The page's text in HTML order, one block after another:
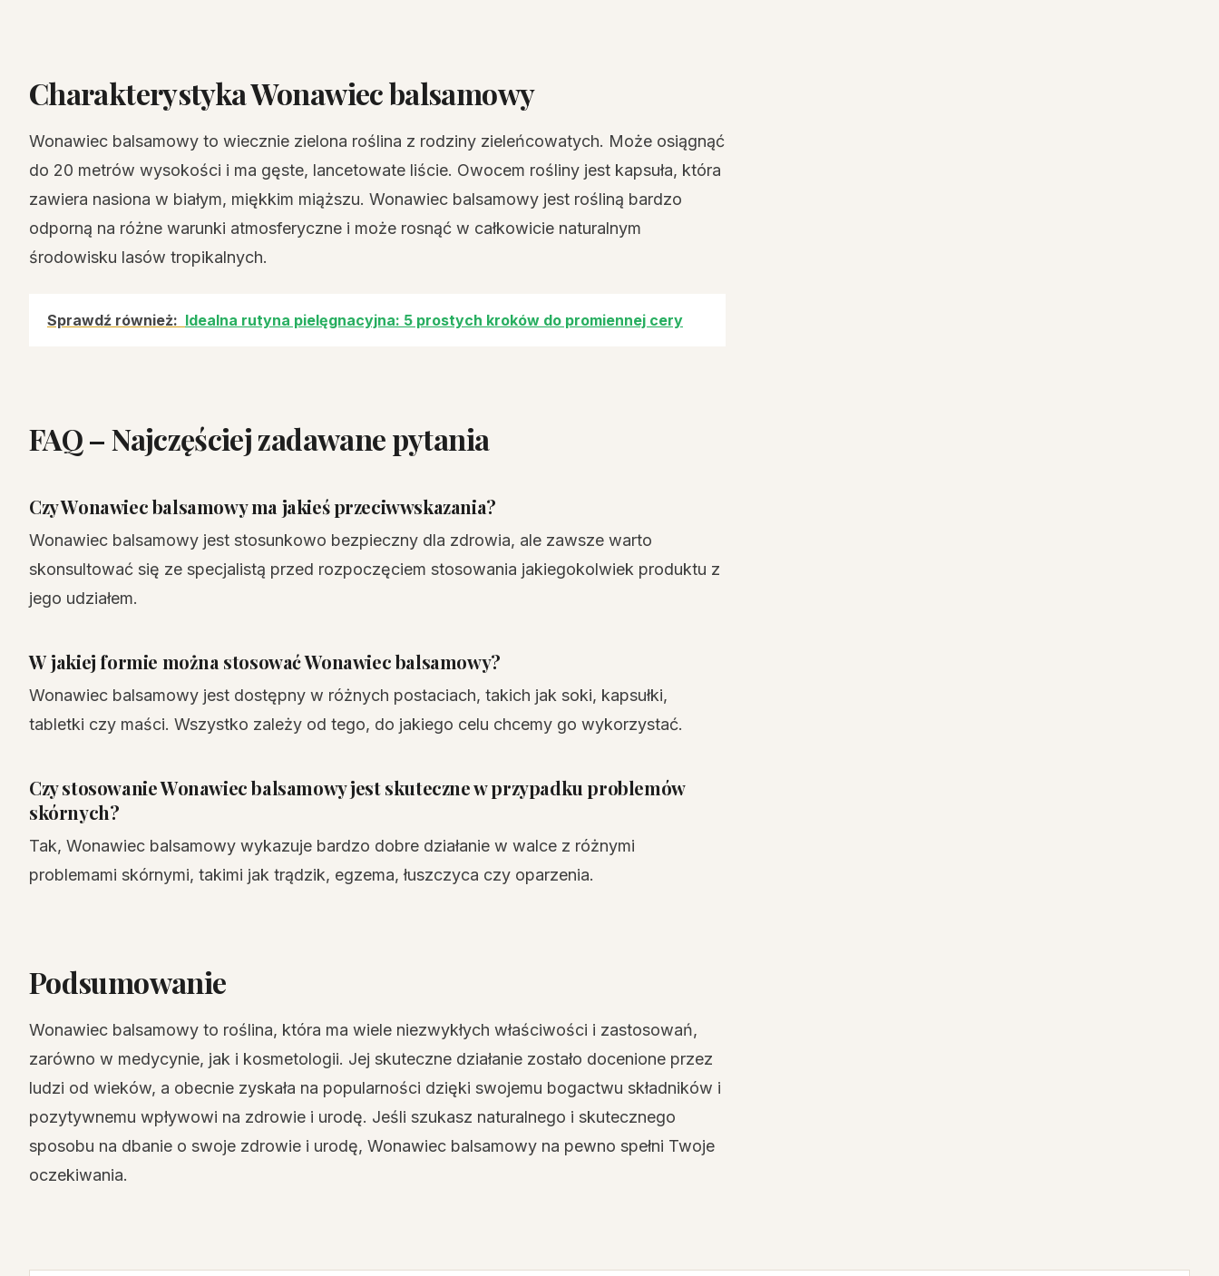
Charakterystyka Wonawiec balsamowy
Wonawiec balsamowy to wiecznie zielona roślina z rodziny zieleńcowatych. Może osiągnąć
do 20 metrów wysokości i ma gęste, lancetowate liście. Owocem rośliny jest kapsuła, która
zawiera nasiona w białym, miękkim miąższu. Wonawiec balsamowy jest rośliną bardzo
odporną na różne warunki atmosferyczne i może rosnąć w całkowicie naturalnym
środowisku lasów tropikalnych.
Sprawdź również: Idealna rutyna pielęgnacyjna: 5 prostych kroków do promiennej cery
FAQ – Najczęściej zadawane pytania
Czy Wonawiec balsamowy ma jakieś przeciwwskazania?
Wonawiec balsamowy jest stosunkowo bezpieczny dla zdrowia, ale zawsze warto
skonsultować się ze specjalistą przed rozpoczęciem stosowania jakiegokolwiek produktu z
jego udziałem.
W jakiej formie można stosować Wonawiec balsamowy?
Wonawiec balsamowy jest dostępny w różnych postaciach, takich jak soki, kapsułki,
tabletki czy maści. Wszystko zależy od tego, do jakiego celu chcemy go wykorzystać.
Czy stosowanie Wonawiec balsamowy jest skuteczne w przypadku problemów
skórnych?
Tak, Wonawiec balsamowy wykazuje bardzo dobre działanie w walce z różnymi
problemami skórnymi, takimi jak trądzik, egzema, łuszczyca czy oparzenia.
Podsumowanie
Wonawiec balsamowy to roślina, która ma wiele niezwykłych właściwości i zastosowań,
zarówno w medycynie, jak i kosmetologii. Jej skuteczne działanie zostało docenione przez
ludzi od wieków, a obecnie zyskała na popularności dzięki swojemu bogactwu składników i
pozytywnemu wpływowi na zdrowie i urodę. Jeśli szukasz naturalnego i skutecznego
sposobu na dbanie o swoje zdrowie i urodę, Wonawiec balsamowy na pewno spełni Twoje
oczekiwania.